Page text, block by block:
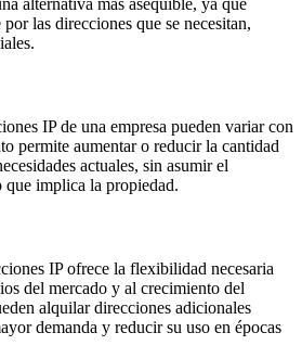
las direcciones que se necesitan,
IP de una empresa pueden variar con
permite aumentar o reducir la cantidad
actuales, sin asumir el
implica la propiedad.
IP ofrece la flexibilidad necesaria
del mercado y al crecimiento del
alquilar direcciones adicionales
demanda y reducir su uso en épocas